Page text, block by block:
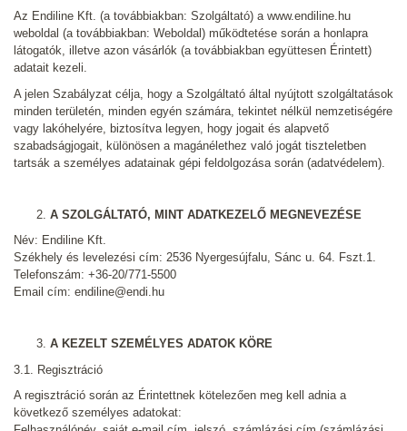
Az Endiline Kft. (a továbbiakban: Szolgáltató) a www.endiline.hu
weboldal (a továbbiakban: Weboldal) működtetése során a honlapra
látogatók, illetve azon vásárlók (a továbbiakban együttesen Érintett)
adatait kezeli.
A jelen Szabályzat célja, hogy a Szolgáltató által nyújtott szolgáltatások
minden területén, minden egyén számára, tekintet nélkül nemzetiségére
vagy lakóhelyére, biztosítva legyen, hogy jogait és alapvető
szabadságjogait, különösen a magánélethez való jogát tiszteletben
tartsák a személyes adatainak gépi feldolgozása során (adatvédelem).
A SZOLGÁLTATÓ, MINT ADATKEZELŐ MEGNEVEZÉSE
Név: Endiline Kft.
Székhely és levelezési cím: 2536 Nyergesújfalu, Sánc u. 64. Fszt.1.
Telefonszám: +36-20/771-5500
Email cím: endiline@endi.hu
A KEZELT SZEMÉLYES ADATOK KÖRE
3.1. Regisztráció
A regisztráció során az Érintettnek kötelezően meg kell adnia a
következő személyes adatokat: